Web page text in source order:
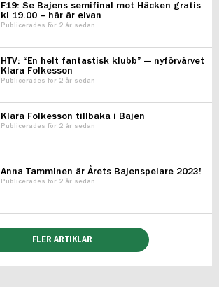
F19: Se Bajens semifinal mot Häcken gratis
kl 19.00 – här är elvan
Publicerades för 2 år sedan
HTV: “En helt fantastisk klubb” — nyförvärvet
Klara Folkesson
Publicerades för 2 år sedan
Klara Folkesson tillbaka i Bajen
Publicerades för 2 år sedan
Anna Tamminen är Årets Bajenspelare 2023!
Publicerades för 2 år sedan
FLER ARTIKLAR